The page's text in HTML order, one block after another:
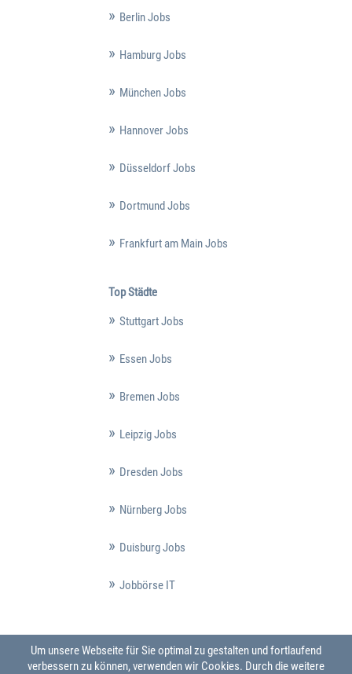
Berlin Jobs
Hamburg Jobs
München Jobs
Hannover Jobs
Düsseldorf Jobs
Dortmund Jobs
Frankfurt am Main Jobs
Top Städte
Stuttgart Jobs
Essen Jobs
Bremen Jobs
Leipzig Jobs
Dresden Jobs
Nürnberg Jobs
Duisburg Jobs
Jobbörse IT
Um unsere Webseite für Sie optimal zu gestalten und fortlaufend
verbessern zu können, verwenden wir Cookies. Durch die weitere